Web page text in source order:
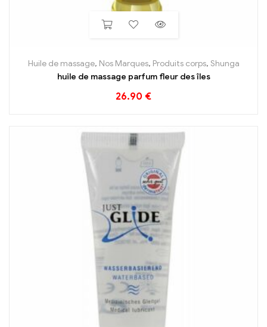
Huile de massage, Nos Marques, Produits corps, Shunga
huile de massage parfum fleur des îles
26.90 €